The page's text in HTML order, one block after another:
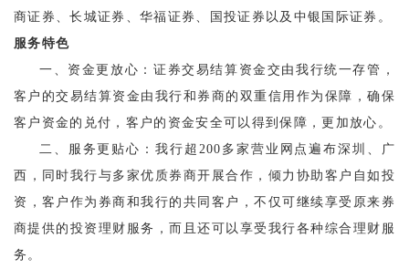
商证券、长城证券、 华福证券、国投证券以及 中银国际证券。
服务特色
一、 资金更放心：证券交易结算资金交由我行统一存管，
客户的交易结算资金 由 我行和券商的双重信用作为保障，确保
客户资金的兑付，客户的资金安全可以得到保障，更加放心 。
二、 服务更贴心：我行超 200多家营业网点遍布深圳、广
西 ， 同时我行与多家优质券商开展合作，倾力协助客户自如投
资 ， 客户 作为 券商和我行的共同客户，不仅可继续享受原来券
商提供的投资理财服务，而且还可以享受 我行各种综合理财服
务。